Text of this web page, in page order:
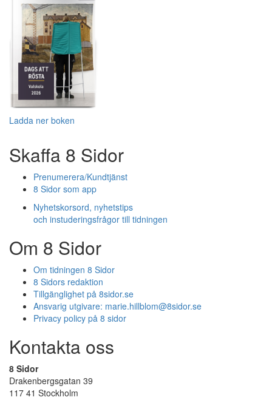
Ladda ner boken
Skaffa 8 Sidor
Prenumerera/Kundtjänst
8 Sidor som app
Nyhetskorsord, nyhetstips
och instuderingsfrågor till tidningen
Om 8 Sidor
Om tidningen 8 Sidor
8 Sidors redaktion
Tillgänglighet på 8sidor.se
Ansvarig utgivare: marie.hillblom@8sidor.se
Privacy policy på 8 sidor
Kontakta oss
8 Sidor
Drakenbergsgatan 39
117 41 Stockholm